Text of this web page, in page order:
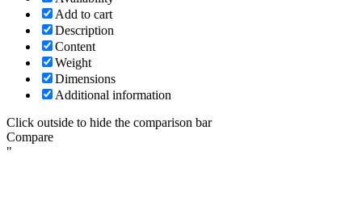
Add to cart
Description
Content
Weight
Dimensions
Additional information
Click outside to hide the comparison bar
Compare
"